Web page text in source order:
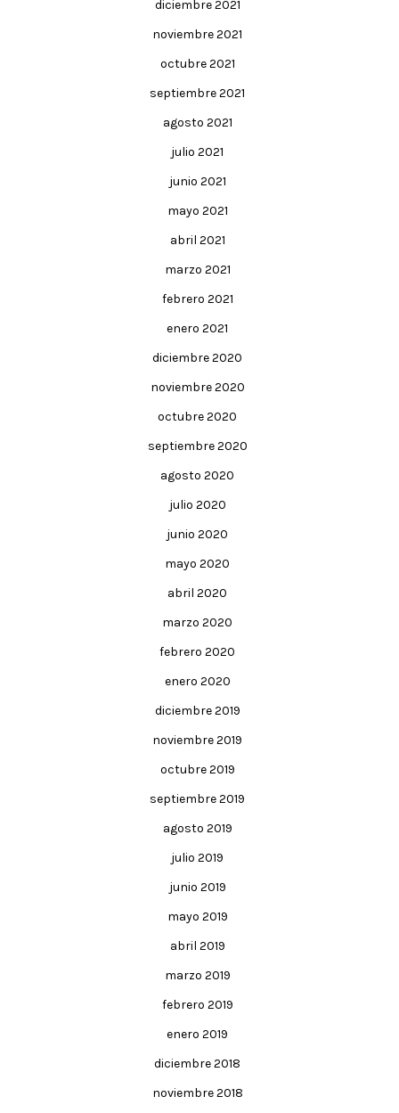
diciembre 2021
noviembre 2021
octubre 2021
septiembre 2021
agosto 2021
julio 2021
junio 2021
mayo 2021
abril 2021
marzo 2021
febrero 2021
enero 2021
diciembre 2020
noviembre 2020
octubre 2020
septiembre 2020
agosto 2020
julio 2020
junio 2020
mayo 2020
abril 2020
marzo 2020
febrero 2020
enero 2020
diciembre 2019
noviembre 2019
octubre 2019
septiembre 2019
agosto 2019
julio 2019
junio 2019
mayo 2019
abril 2019
marzo 2019
febrero 2019
enero 2019
diciembre 2018
noviembre 2018